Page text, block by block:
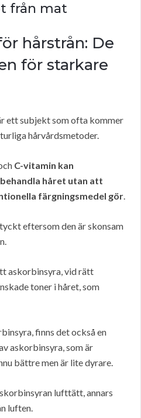
från mat
hårstrån: De
för starkare
ett subjekt som ofta kommer
hårvårdsmetoder.
C-vitamin kan
håret utan att
färgningsmedel gör.
eftersom den är skonsam
askorbinsyra, vid rätt
toner i håret, som
finns det också en
askorbinsyra, som är
bättre men är lite dyrare.
lufttätt, annars
luften.